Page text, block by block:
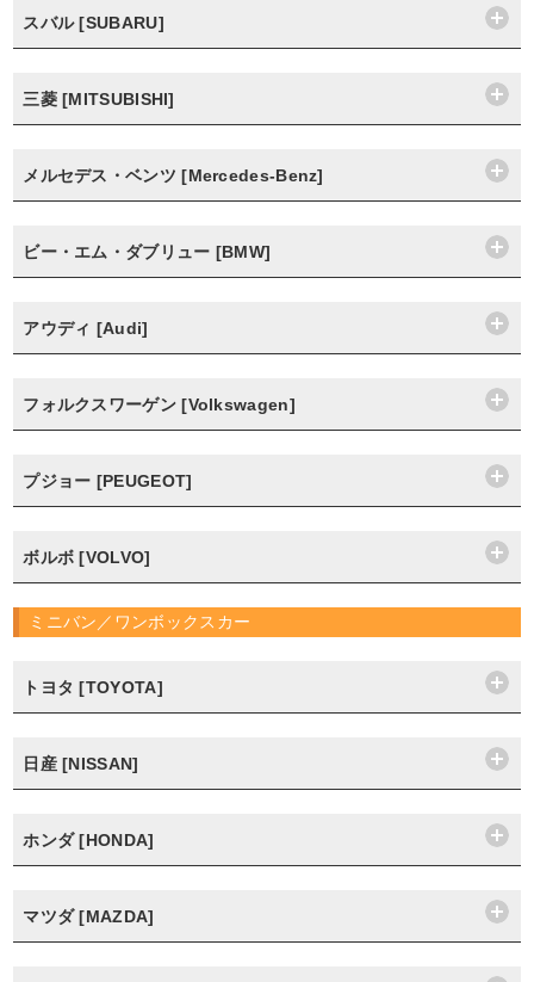
スバル [SUBARU]
三菱 [MITSUBISHI]
メルセデス・ベンツ [Mercedes-Benz]
ビー・エム・ダブリュー [BMW]
アウディ [Audi]
フォルクスワーゲン [Volkswagen]
プジョー [PEUGEOT]
ボルボ [VOLVO]
ミニバン／ワンボックスカー
トヨタ [TOYOTA]
日産 [NISSAN]
ホンダ [HONDA]
マツダ [MAZDA]